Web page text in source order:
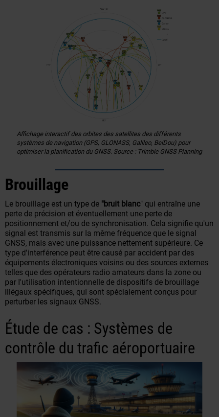
Affichage interactif des orbites des satellites des différents
systèmes de navigation (GPS, GLONASS, Galileo, BeiDou) pour
optimiser la planification du GNSS. Source : Trimble GNSS Planning
Brouillage
Le brouillage est un type de "bruit blanc" qui entraîne une
perte de précision et éventuellement une perte de
positionnement et/ou de synchronisation. Cela signifie qu'un
signal est transmis sur la même fréquence que le signal
GNSS, mais avec une puissance nettement supérieure. Ce
type d'interférence peut être causé par accident par des
équipements électroniques voisins ou des sources externes
telles que des opérateurs radio amateurs dans la zone ou
par l'utilisation intentionnelle de dispositifs de brouillage
illégaux spécifiques, qui sont spécialement conçus pour
perturber les signaux GNSS.
Étude de cas : Systèmes de
contrôle du trafic aéroportuaire